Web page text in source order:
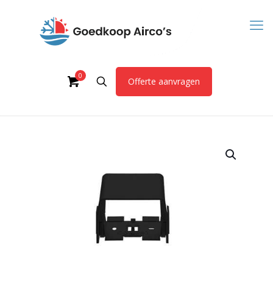
0
Offerte aanvragen